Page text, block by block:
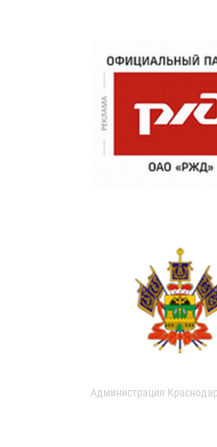
Администрация